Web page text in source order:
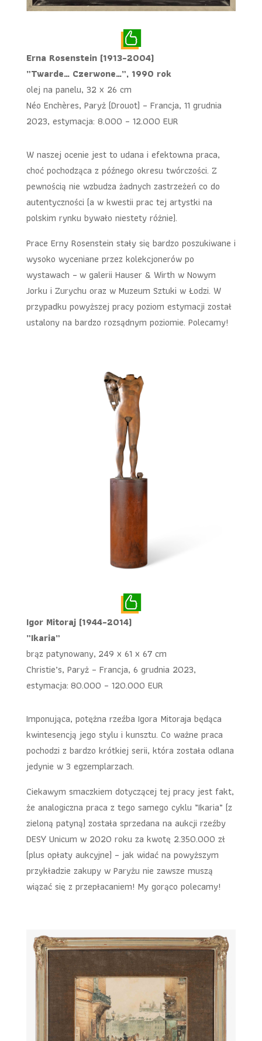
Erna Rosenstein (1913-2004)
„Twarde… Czerwone…”, 1990 rok
olej na panelu, 32 x 26 cm
Néo Enchères, Paryż (Drouot) – Francja, 11 grudnia
2023, estymacja: 8.000 – 12.000 EUR
W naszej ocenie jest to udana i efektowna praca,
choć pochodząca z późnego okresu twórczości. Z
pewnością nie wzbudza żadnych zastrzeżeń co do
autentyczności (a w kwestii prac tej artystki na
polskim rynku bywało niestety różnie).
Prace Erny Rosenstein stały się bardzo poszukiwane i
wysoko wyceniane przez kolekcjonerów po
wystawach – w galerii Hauser & Wirth w Nowym
Jorku i Zurychu oraz w Muzeum Sztuki w Łodzi. W
przypadku powyższej pracy poziom estymacji został
ustalony na bardzo rozsądnym poziomie. Polecamy!
Igor Mitoraj (1944-2014)
„Ikaria”
brąz patynowany, 249 x 61 x 67 cm
Christie’s, Paryż – Francja, 6 grudnia 2023,
estymacja: 80.000 – 120.000 EUR
Imponująca, potężna rzeźba Igora Mitoraja będąca
kwintesencją jego stylu i kunsztu. Co ważne praca
pochodzi z bardzo krótkiej serii, która została odlana
jedynie w 3 egzemplarzach.
Ciekawym smaczkiem dotyczącej tej pracy jest fakt,
że analogiczna praca z tego samego cyklu „Ikaria” (z
zieloną patyną) została sprzedana na aukcji rzeźby
DESY Unicum w 2020 roku za kwotę 2.350.000 zł
(plus opłaty aukcyjne) – jak widać na powyższym
przykładzie zakupy w Paryżu nie zawsze muszą
wiązać się z przepłacaniem! My gorąco polecamy!